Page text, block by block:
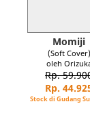
Momiji
(Soft Cover)
oleh
Rp.
Rp.
Stock di Gudang